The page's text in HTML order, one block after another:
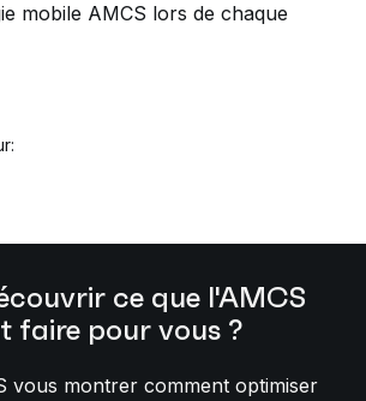
mobile AMCS lors de chaque
sur LinkedIn
ceci sur Facebook
ceci sur X
ce que l'AMCS
faire pour vous ?
vous montrer comment optimiser